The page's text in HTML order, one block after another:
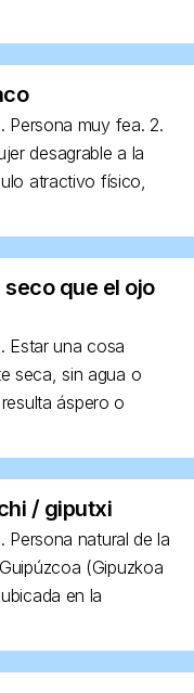
Persona muy fea. 2.
desagrable a la
atractivo físico,
seco que el ojo
Estar una cosa
seca, sin agua o
áspero o
/ giputxi
Persona natural de la
(Gipuzkoa
en la